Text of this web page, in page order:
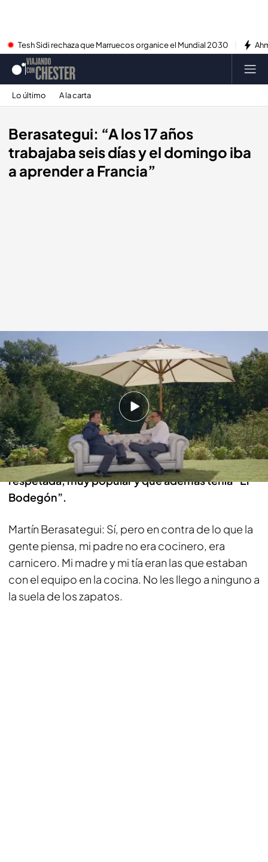
Tesh Sidi rechaza que Marruecos organice el Mundial 2030
Lo último A la carta
Berasategui: “A los 17 años
trabajaba seis días y el domingo iba
a aprender a Francia”
cuatro.com
26 OCT 2014 - 22:55h.
Compartir
Risto Mejide: Todo esto no viene de cero. Tu
padre era una persona muy querida, muy
respetada, muy popular y que además tenía “El
Bodegón”.
Martín Berasategui: Sí, pero en contra de lo que la
gente piensa, mi padre no era cocinero, era
carnicero. Mi madre y mi tía eran las que estaban
con el equipo en la cocina. No les llego a ninguno a
la suela de los zapatos.